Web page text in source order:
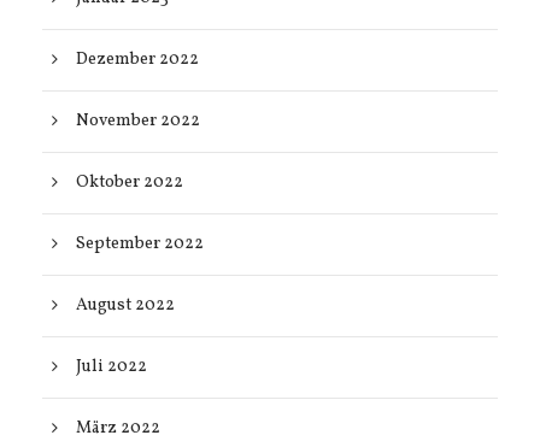
Dezember 2022
November 2022
Oktober 2022
September 2022
August 2022
Juli 2022
März 2022